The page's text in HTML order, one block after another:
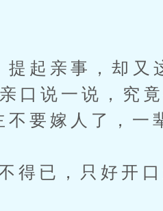
起亲事，却又
口说一说，究
要嫁人了，一
已，只好开口